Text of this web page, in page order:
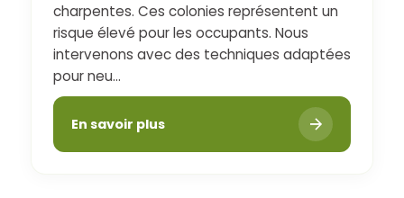
charpentes. Ces colonies représentent un
risque élevé pour les occupants. Nous
intervenons avec des techniques adaptées
pour neu...
En savoir plus